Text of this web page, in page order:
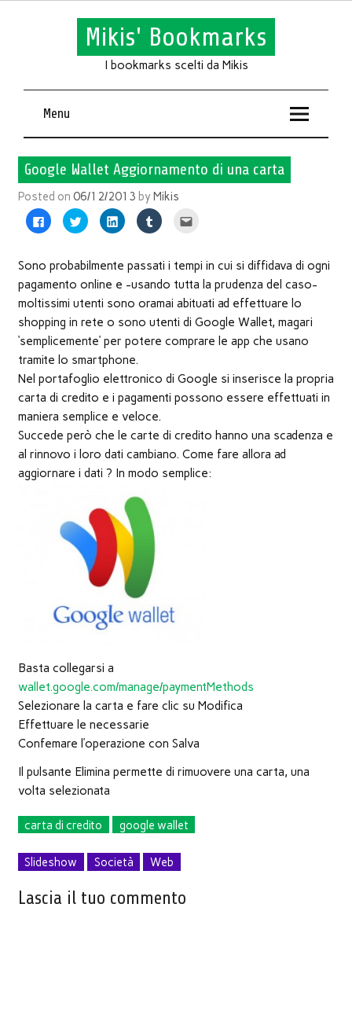
Mikis' Bookmarks
I bookmarks scelti da Mikis
Menu
Google Wallet Aggiornamento di una carta
Posted on 06/12/2013 byMikis
Fai
clic
Facebook
(Si
apre
una
finestra)
Fai
clic
su
(Si
in
nuova
Fai
clic
su
LinkedIn
(Si
in
nuova
Fai
clic
su
(Si
in
nuova
l'articolo
via
mail
un
(Si
in
Sono probabilmente passati i tempi in cui si diffidava di ogni
pagamento online e -usando tutta la prudenza del caso-
moltissimi utenti sono oramai abituati ad effettuare lo
shopping in rete o sono utenti di Google Wallet, magari
‘semplicemente’ per potere comprare le app che usano
tramite lo smartphone.
Nel portafoglio elettronico di Google si inserisce la propria
carta di credito e i pagamenti possono essere effettuati in
maniera semplice e veloce.
Succede però che le carte di credito hanno una scadenza e
al rinnovo i loro dati cambiano. Come fare allora ad
aggiornare i dati ? In modo semplice:
Basta collegarsi a
wallet.google.com/manage/paymentMethods
Selezionare la carta e fare clic su Modifica
Effettuare le necessarie
Confemare l’operazione con Salva
Il pulsante Elimina permette di rimuovere una carta, una
volta selezionata
carta di credito google wallet
Slideshow Società Web
Lascia il tuo commento